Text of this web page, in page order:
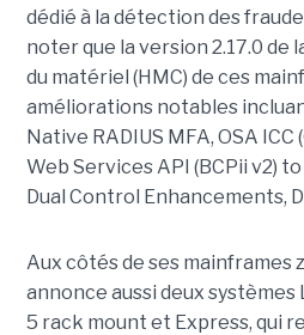
dédié à la détection des
noter que la version 2.17.0 de
du matériel (HMC) de ces
améliorations notables
Native RADIUS MFA, OSA ICC
Web Services API (BCPii v2)
Dual Control Enhancements,
Aux côtés de ses mainframes
annonce aussi deux
5 rack mount et Express, qui